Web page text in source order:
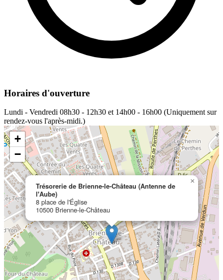
Horaires d'ouverture
Lundi - Vendredi 08h30 - 12h30 et 14h00 - 16h00 (Uniquement sur
rendez-vous l'après-midi.)
Trésorerie de Brienne-le-Château (Antenne de
l'Aube)
8 place de l'Église
10500 Brienne-le-Château
×
+
−